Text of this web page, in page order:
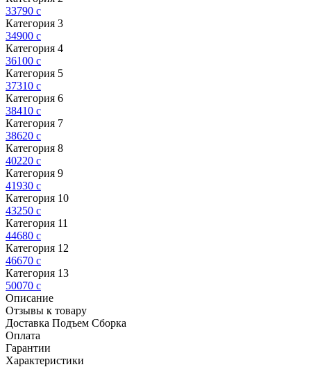
33790 c
Категория 3
34900 c
Категория 4
36100 c
Категория 5
37310 c
Категория 6
38410 c
Категория 7
38620 c
Категория 8
40220 c
Категория 9
41930 c
Категория 10
43250 c
Категория 11
44680 c
Категория 12
46670 c
Категория 13
50070 c
Описание
Отзывы к товару
Доставка Подъем Сборка
Оплата
Гарантии
Характеристики